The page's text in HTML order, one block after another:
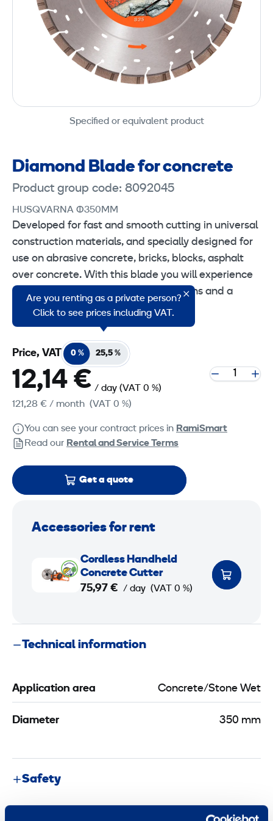
Specified or equivalent product
Diamond Blade for concrete
Product group code: 8092045
HUSQVARNA Ø350MM
Developed for fast and smooth cutting in universal
construction materials, and specially designed for
use on abrasive concrete, bricks, blocks, asphalt
over concrete. With this blade you will experience
a reduced side friction, lower vibrations and a
better slurry evacuation.
Are you renting as a private person?
Click to see prices including VAT.
Price, VAT 0 % 25,5 %
12,14 € / day (VAT 0 %)
121,28 € / month (VAT 0 %)
You can see your contract prices in RamiSmart
Read our Rental and Service Terms
Get a quote
Accessories for rent
H
a
n
l
Cordless Handheld
Concrete Cutter
75,97 € / day (VAT 0 %)
Technical information
Application area Concrete/Stone Wet
Diameter 350 mm
Safety